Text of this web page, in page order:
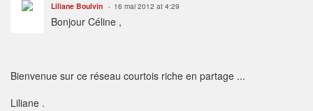
Liliane Boulvin 16 mai 2012 at 4:29
Bonjour Céline ,
Bienvenue sur ce réseau courtois riche en partage ...
Liliane .